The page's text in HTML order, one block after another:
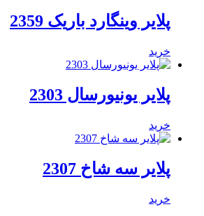
پلایر وینگارد باریک 2359
خرید
پلایر یونیورسال 2303
خرید
پلایر سه شاخ 2307
خرید